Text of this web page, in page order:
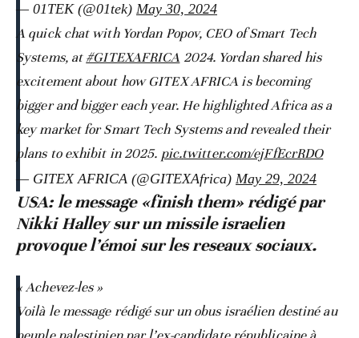
— 01TEK (@01tek) May 30, 2024
A quick chat with Yordan Popov, CEO of Smart Tech
Systems, at#GITEXAFRICA2024. Yordan shared his
excitement about how GITEX AFRICA is becoming
bigger and bigger each year. He highlighted Africa as a
key market for Smart Tech Systems and revealed their
plans to exhibit in 2025. pic.twitter.com/ejFfEcrRDO
— GITEX AFRICA (@GITEXAfrica) May 29, 2024
USA: le message «finish them» rédigé par
Nikki Halley sur un missile israelien
provoque l’émoi sur les reseaux sociaux.
« Achevez-les »
Voilà le message rédigé sur un obus israélien destiné au